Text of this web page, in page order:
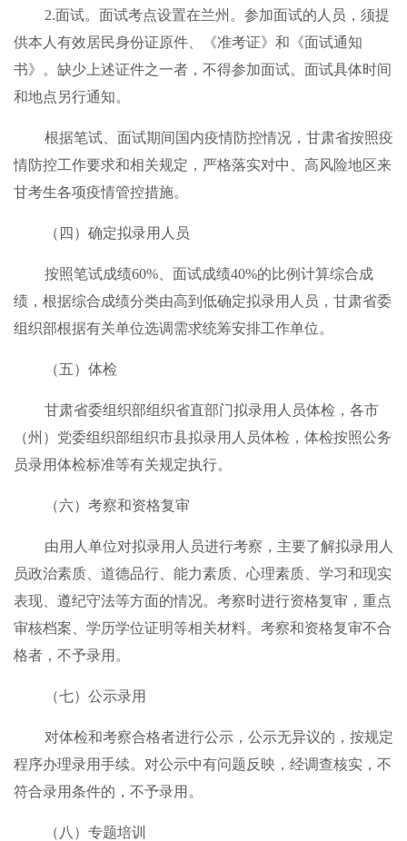
2.面试。面试考点设置在兰州。参加面试的人员，须提
供本人有效居民身份证原件、《准考证》和《面试通知
书》。缺少上述证件之一者，不得参加面试。面试具体时间
和地点另行通知。
根据笔试、面试期间国内疫情防控情况，甘肃省按照疫
情防控工作要求和相关规定，严格落实对中、高风险地区来
甘考生各项疫情管控措施。
（四）确定拟录用人员
按照笔试成绩60%、面试成绩40%的比例计算综合成
绩，根据综合成绩分类由高到低确定拟录用人员，甘肃省委
组织部根据有关单位选调需求统筹安排工作单位。
（五）体检
甘肃省委组织部组织省直部门拟录用人员体检，各市
（州）党委组织部组织市县拟录用人员体检，体检按照公务
员录用体检标准等有关规定执行。
（六）考察和资格复审
由用人单位对拟录用人员进行考察，主要了解拟录用人
员政治素质、道德品行、能力素质、心理素质、学习和现实
表现、遵纪守法等方面的情况。考察时进行资格复审，重点
审核档案、学历学位证明等相关材料。考察和资格复审不合
格者，不予录用。
（七）公示录用
对体检和考察合格者进行公示，公示无异议的，按规定
程序办理录用手续。对公示中有问题反映，经调查核实，不
符合录用条件的，不予录用。
（八）专题培训